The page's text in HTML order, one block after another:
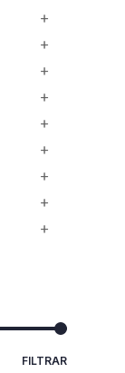
FILTRAR